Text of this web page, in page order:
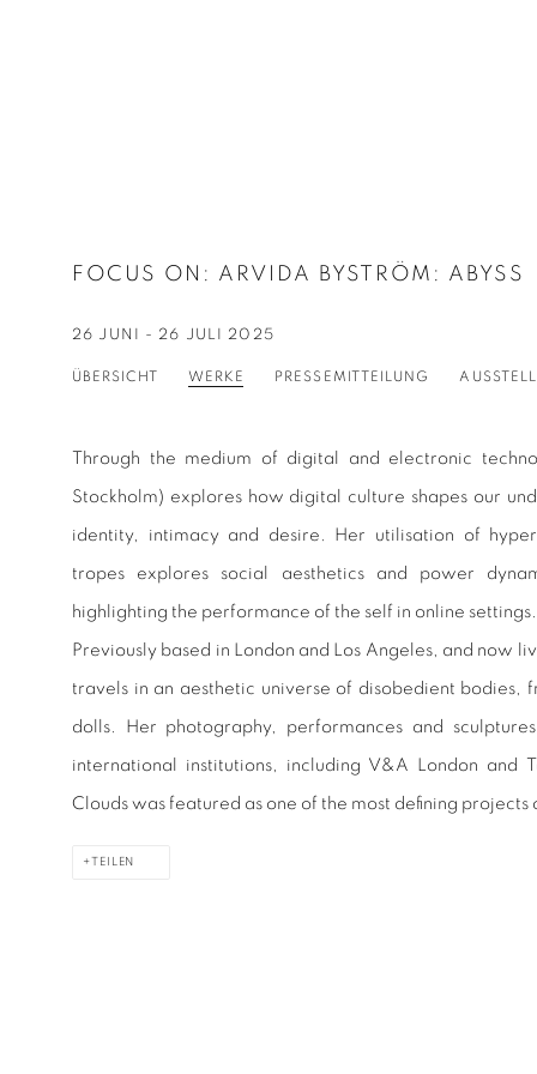
FOCUS ON: ARVIDA BYSTRÖM : ABYSS
26 JUNI - 26 JULI 2025
ÜBERSICHT WERKE PRESSEMITTEILUNG
Through the medium of digital and electronic
Stockholm) explores how digital culture shapes our
identity, intimacy and desire. Her utilisation of
tropes explores social aesthetics and power
highlighting the performance of the self in online settings.
Previously based in London and Los Angeles, and now
travels in an aesthetic universe of disobedient bodies,
dolls. Her photography, performances and
international institutions, including V&A London and
Clouds was featured as one of the most defining
TEILEN